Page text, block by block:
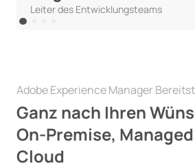
Leiter des Entwicklungsteams
Adobe Experience Manager
Ganz nach Ihren
On-Premise,
Cloud